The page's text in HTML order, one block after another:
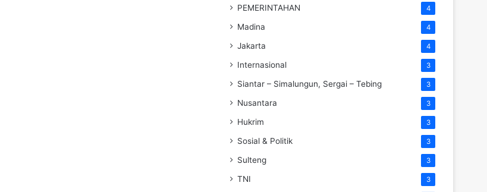
PEMERINTAHAN 4
Madina 4
Jakarta 4
Internasional 3
Siantar – Simalungun, Sergai – Tebing 3
Nusantara 3
Hukrim 3
Sosial & Politik 3
Sulteng 3
TNI 3